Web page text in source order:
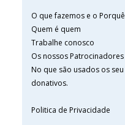
O que fazemos e o Porquê
Quem é quem
Trabalhe conosco
Os nossos Patrocinadores
No que são usados os seu
donativos.
Politica de Privacidade